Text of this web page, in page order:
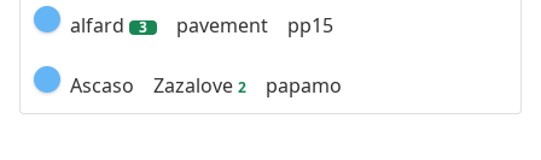
alfard 3 pavement pp15
Ascaso Zazalove 2 papamo